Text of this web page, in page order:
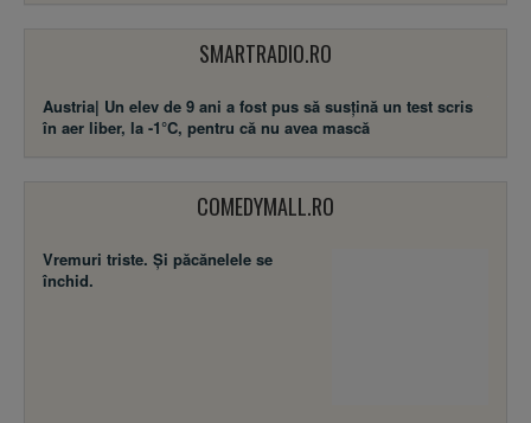
SMARTRADIO.RO
Austria| Un elev de 9 ani a fost pus să
susţină un test scris în aer liber, la
COMEDYMALL.RO